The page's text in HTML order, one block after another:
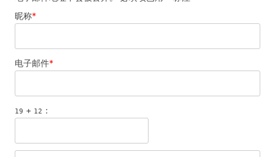
昵称*
电子邮件*
19 + 12 ：